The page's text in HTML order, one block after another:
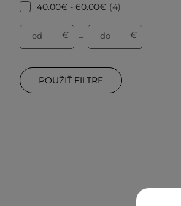
40.00€ - 60.00€
4
od € – do €
POUŽIŤ FILTRE